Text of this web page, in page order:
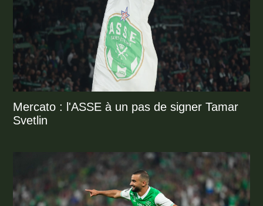
Mercato : l'ASSE à un pas de signer Tamar
Svetlin